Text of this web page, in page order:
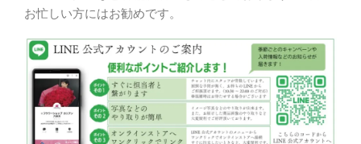
お忙しい方にはお勧めです。